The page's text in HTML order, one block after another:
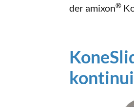
der amixon®